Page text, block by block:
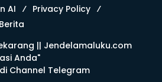
AI
Privacy Policy
|| Jendelamaluku.com
Anda"
Channel Telegram